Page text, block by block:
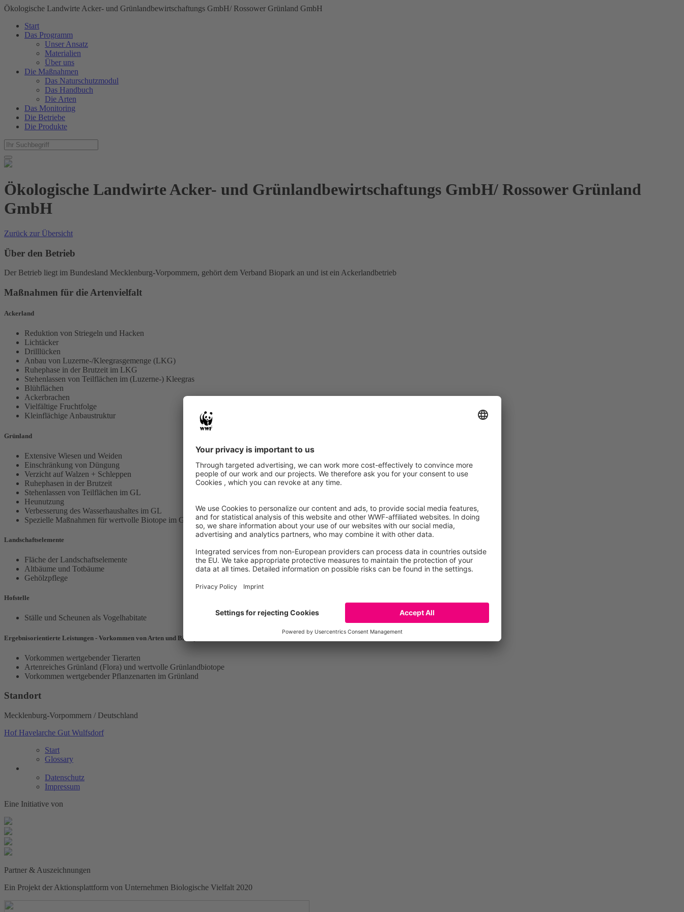
Ökologische Landwirte Acker- und Grünlandbewirtschaftungs GmbH/ Rossower Grünland GmbH
Start
Das Programm
Unser Ansatz
Materialien
Über uns
Die Maßnahmen
Das Naturschutzmodul
Das Handbuch
Die Arten
Das Monitoring
Die Betriebe
Die Produkte
Ökologische Landwirte Acker- und Grünlandbewirtschaftungs GmbH/ Rossower Grünland
GmbH
Zurück zur Übersicht
Über den Betrieb
Der Betrieb liegt im Bundesland Mecklenburg-Vorpommern, gehört dem Verband Biopark an und ist ein Ackerlandbetrieb
Maßnahmen für die Artenvielfalt
Ackerland
Reduktion von Striegeln und Hacken
Lichtäcker
Drilllücken
Anbau von Luzerne-/Kleegrasgemenge (LKG)
Ruhephase in der Brutzeit im LKG
Stehenlassen von Teilflächen im (Luzerne-) Kleegras
Blühflächen
Ackerbrachen
Vielfältige Fruchtfolge
Kleinflächige Anbaustruktur
Grünland
Extensive Wiesen und Weiden
Einschränkung von Düngung
Verzicht auf Walzen + Schleppen
Ruhephasen in der Brutzeit
Stehenlassen von Teilflächen im GL
Heunutzung
Verbesserung des Wasserhaushaltes im GL
Spezielle Maßnahmen für wertvolle Biotope im GL
Landschaftselemente
Fläche der Landschaftselemente
Altbäume und Totbäume
Gehölzpflege
Hofstelle
Ställe und Scheunen als Vogelhabitate
Ergebnisorientierte Leistungen - Vorkommen von Arten und Biotopen
Vorkommen wertgebender Tierarten
Artenreiches Grünland (Flora) und wertvolle Grünlandbiotope
Vorkommen wertgebender Pflanzenarten im Grünland
Standort
Mecklenburg-Vorpommern / Deutschland
Hof Havelarche Gut Wulfsdorf
Start
Glossary
Datenschutz
Impressum
Eine Initiative von
Partner & Auszeichnungen
Ein Projekt der Aktionsplattform von Unternehmen Biologische Vielfalt 2020